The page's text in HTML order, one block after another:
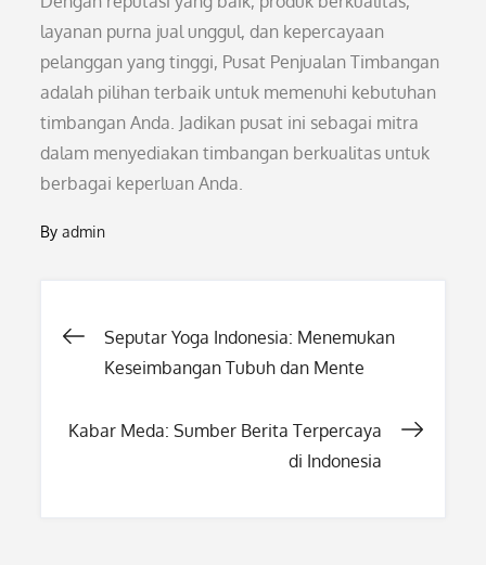
layanan purna jual unggul, dan kepercayaan
pelanggan yang tinggi, Pusat Penjualan Timbangan
adalah pilihan terbaik untuk memenuhi kebutuhan
timbangan Anda. Jadikan pusat ini sebagai mitra
dalam menyediakan timbangan berkualitas untuk
berbagai keperluan Anda.
Byadmin
Post
Seputar Yoga Indonesia: Menemukan
Keseimbangan Tubuh dan Mente
Kabar Meda: Sumber Berita Terpercaya
di Indonesia